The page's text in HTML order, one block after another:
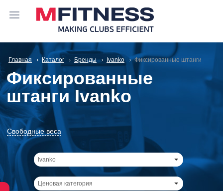
Главная Каталог Бренды Ivanko Фиксированные штанги
Фиксированные
штанги Ivanko
Свободные веса
Ivanko
Ценовая категория